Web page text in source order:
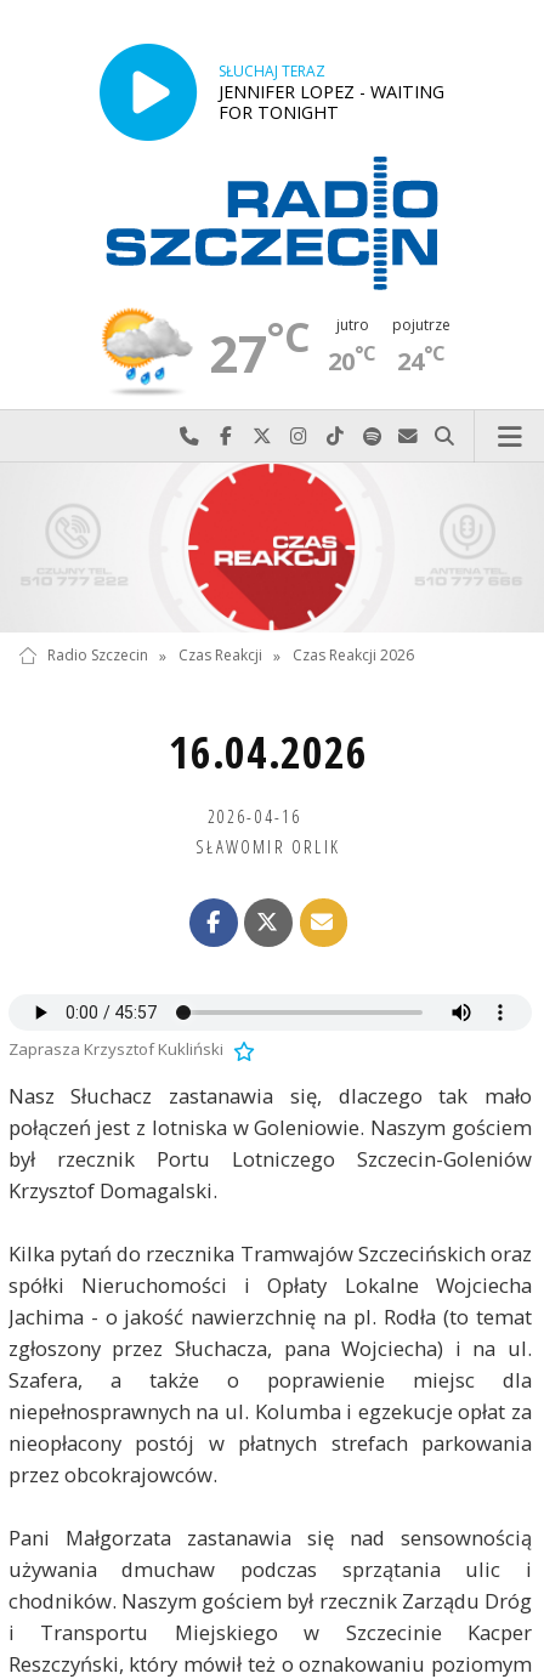
SŁUCHAJ TERAZ
JENNIFER LOPEZ - WAITING
FOR TONIGHT
27°C jutro
20°C
pojutrze
24°C
Najlepiej po prostu do nas zadzwoń
Odwiedź nas na Facebook-u
Odwiedź nas na X
Odwiedź nas na Instagram-ie
Odwiedź nas na TikTok-u
Szukaj nas na Spotify
Wyślij do nas
Szukaj
Radio Szczecin » Czas Reakcji » Czas Reakcji 2026
16.04.2026
2026-04-16
SŁAWOMIR ORLIK
Zaprasza Krzysztof Kukliński
Nasz Słuchacz zastanawia się, dlaczego tak mało
połączeń jest z lotniska w Goleniowie. Naszym gościem
był rzecznik Portu Lotniczego Szczecin-Goleniów
Krzysztof Domagalski.
Kilka pytań do rzecznika Tramwajów Szczecińskich oraz
spółki Nieruchomości i Opłaty Lokalne Wojciecha
Jachima - o jakość nawierzchnię na pl. Rodła (to temat
zgłoszony przez Słuchacza, pana Wojciecha) i na ul.
Szafera, a także o poprawienie miejsc dla
niepełnosprawnych na ul. Kolumba i egzekucje opłat za
nieopłacony postój w płatnych strefach parkowania
przez obcokrajowców.
Pani Małgorzata zastanawia się nad sensownością
używania dmuchaw podczas sprzątania ulic i
chodników. Naszym gościem był rzecznik Zarządu Dróg
i Transportu Miejskiego w Szczecinie Kacper
Reszczyński, który mówił też o oznakowaniu poziomym